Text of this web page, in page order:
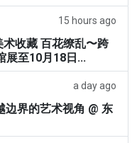
15 hours ago
术收藏 百花缭乱〜跨
展至10月18日...
a day ago
界的艺术视角 @ 东